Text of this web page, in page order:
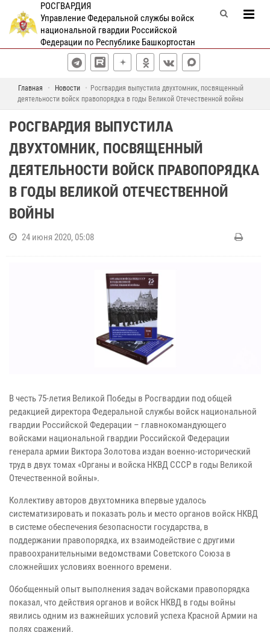
РОСГВАРДИЯ
Управление Федеральной службы войск
национальной гвардии Российской
Федерации по Республике Башкортостан
Главная Новости
Росгвардия выпустила двухтомник, посвященный
деятельности войск правопорядка в годы Великой Отечественной войны
РОСГВАРДИЯ ВЫПУСТИЛА
ДВУХТОМНИК, ПОСВЯЩЕННЫЙ
ДЕЯТЕЛЬНОСТИ ВОЙСК ПРАВОПОРЯДКА
В ГОДЫ ВЕЛИКОЙ ОТЕЧЕСТВЕННОЙ
ВОЙНЫ
24 июня 2020, 05:08
В честь 75-летия Великой Победы в Росгвардии под общей
редакцией директора Федеральной службы войск национальной
гвардии Российской Федерации – главнокомандующего
войсками национальной гвардии Российской Федерации
генерала армии Виктора Золотова издан военно-исторический
труд в двух томах «Органы и войска НКВД СССР в годы Великой
Отечественной войны».
Коллективу авторов двухтомника впервые удалось
систематизировать и показать роль и место органов войск НКВД
в системе обеспечения безопасности государства, в
поддержании правопорядка, их взаимодействие с другими
правоохранительными ведомствами Советского Союза в
сложнейших условиях военного времени.
Обобщенный опыт выполнения задач войсками правопорядка
показал, что действия органов и войск НКВД в годы войны
явились одним из важнейших условий успеха Красной Армии на
полях сражений.